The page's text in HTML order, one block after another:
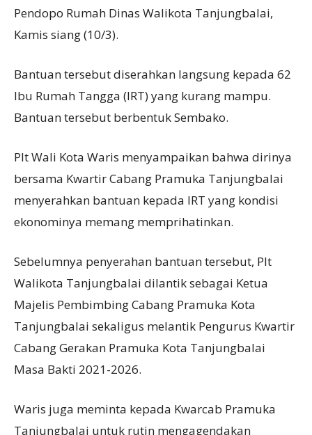
Pendopo Rumah Dinas Walikota Tanjungbalai,
Kamis siang (10/3).
Bantuan tersebut diserahkan langsung kepada 62
Ibu Rumah Tangga (IRT) yang kurang mampu.
Bantuan tersebut berbentuk Sembako.
Plt Wali Kota Waris menyampaikan bahwa dirinya
bersama Kwartir Cabang Pramuka Tanjungbalai
menyerahkan bantuan kepada IRT yang kondisi
ekonominya memang memprihatinkan.
Sebelumnya penyerahan bantuan tersebut, Plt
Walikota Tanjungbalai dilantik sebagai Ketua
Majelis Pembimbing Cabang Pramuka Kota
Tanjungbalai sekaligus melantik Pengurus Kwartir
Cabang Gerakan Pramuka Kota Tanjungbalai
Masa Bakti 2021-2026.
Waris juga meminta kepada Kwarcab Pramuka
Tanjungbalai untuk rutin mengagendakan